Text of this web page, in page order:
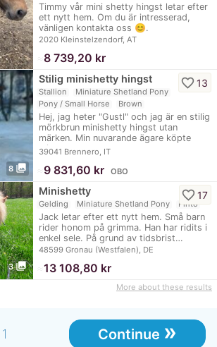
Timmy vår mini shetty hingst letar efter
ett nytt hem. Om du är intresserad,
vänligen kontakta oss 😊.
2020 Kleinstelzendorf, AT
8 739,20 kr
8 photo_library
Stilig minishetty hingst
Stallion
Miniature Shetland Pony
Pony / Small Horse
Brown
Hej, jag heter "Gustl" och jag är en stilig
mörkbrun minishetty hingst utan
märken. Min nuvarande ägare köpte
mig…
39041 Brennero, IT
favorite_border13
9 831,60 kr OBO
3 photo_library
Minishetty
Gelding Miniature Shetland Pony Pinto
Jack letar efter ett nytt hem. Små barn
rider honom på grimma. Han har ridits i
enkel sele. På grund av tidsbrist…
48599 Gronau (Westfalen), DE
favorite_border17
13 108,80 kr
More about these results
Continue »